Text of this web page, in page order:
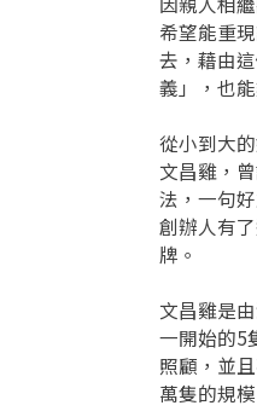
希望能重
去，藉由
義」，也
從小到大
文昌雞，
法，一句
創辦人有
牌。
文昌雞是
一開始的5
照顧，並
萬隻的規模
要看申